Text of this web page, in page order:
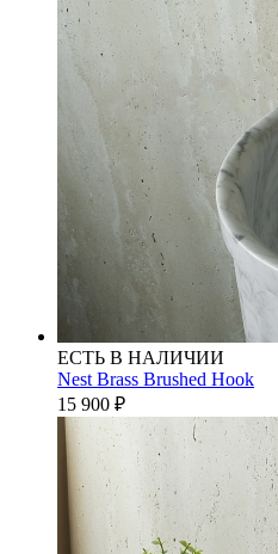
ЕСТЬ В НАЛИЧИИ
Nest Brass Brushed Hook
15 900 ₽